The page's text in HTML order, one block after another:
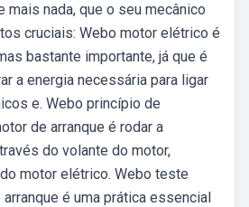
mais nada, que o seu mecânico
cruciais: Webo motor elétrico é
bastante importante, já que é
a energia necessária para ligar
e. Webo princípio de
de arranque é rodar a
do volante do motor,
motor elétrico. Webo teste
é uma prática essencial